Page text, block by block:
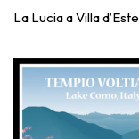
La Lucia a Villa d’Este